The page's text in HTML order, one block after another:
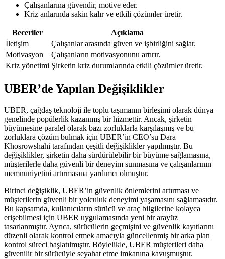
Çalışanlarına güvendir, motive eder.
Kriz anlarında sakin kalır ve etkili çözümler üretir.
Beceriler
Açıklama
İletişim
Çalışanlar arasında güven ve işbirliğini sağlar.
Motivasyon
Çalışanların motivasyonunu artırır.
Kriz yönetimi Şirketin kriz durumlarında etkili çözümler üretir.
UBER’de Yapılan Değişiklikler
UBER, çağdaş teknoloji ile toplu taşımanın birleşimi olarak dünya
genelinde popülerlik kazanmış bir hizmettir. Ancak, şirketin
büyümesine paralel olarak bazı zorluklarla karşılaşmış ve bu
zorluklara çözüm bulmak için UBER’in CEO’su Dara
Khosrowshahi tarafından çeşitli değişiklikler yapılmıştır. Bu
değişiklikler, şirketin daha sürdürülebilir bir büyüme sağlamasına,
müşterilerle daha güvenli bir deneyim sunmasına ve çalışanlarının
memnuniyetini artırmasına yardımcı olmuştur.
Birinci değişiklik, UBER’in güvenlik önlemlerini artırması ve
müşterilerin güvenli bir yolculuk deneyimi yaşamasını sağlamasıdır.
Bu kapsamda, kullanıcıların sürücü ve araç bilgilerine kolayca
erişebilmesi için UBER uygulamasında yeni bir arayüz
tasarlanmıştır. Ayrıca, sürücülerin geçmişini ve güvenlik kayıtlarını
düzenli olarak kontrol etmek amacıyla güncellenmiş bir arka plan
kontrol süreci başlatılmıştır. Böylelikle, UBER müşterileri daha
güvenilir bir sürücüyle seyahat etme imkanına kavuşmuştur.